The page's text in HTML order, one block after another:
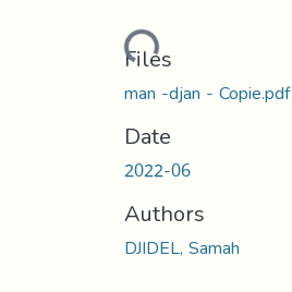
Loading...
Files
man -djan - Copie.pdf
Date
2022-06
Authors
DJIDEL, Samah